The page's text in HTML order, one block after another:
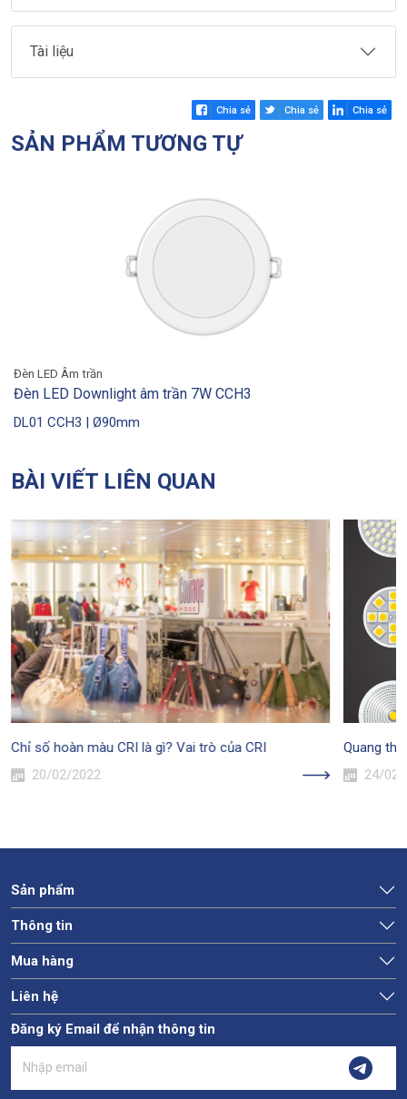
Tài liệu
Chia sẻ Chia sẻ Chia sẻ
SẢN PHẨM TƯƠNG TỰ
Đèn LED Âm trần
Đèn LED Downlight âm trần 7W CCH3
DL01 CCH3 | Ø90mm
BÀI VIẾT LIÊN QUAN
Chỉ số hoàn màu CRI là gì? Vai trò của CRI
20/02/2022
Quang
24/02/
Sản phẩm
Thông tin
Mua hàng
Liên hệ
Đăng ký Email để nhận thông tin